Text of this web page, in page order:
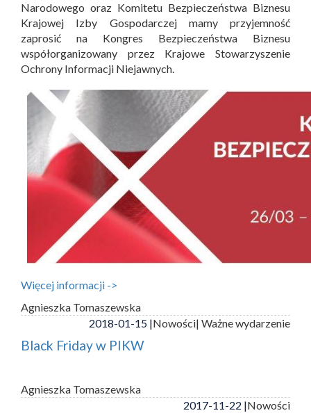
Narodowego oraz Komitetu Bezpieczeństwa Biznesu
Krajowej Izby Gospodarczej mamy przyjemność
zaprosić na Kongres Bezpieczeństwa Biznesu
współorganizowany przez Krajowe Stowarzyszenie
Ochrony Informacji Niejawnych.
Więcej informacji ->
Agnieszka Tomaszewska
2018-01-15 |Nowości| Ważne wydarzenie
Black Friday w PIKW
Agnieszka Tomaszewska
2017-11-22 |Nowości